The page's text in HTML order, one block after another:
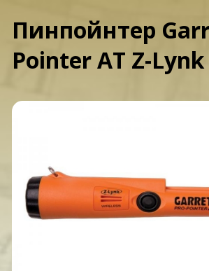
Пинпойнтер
Pointer AT Z-Lynk